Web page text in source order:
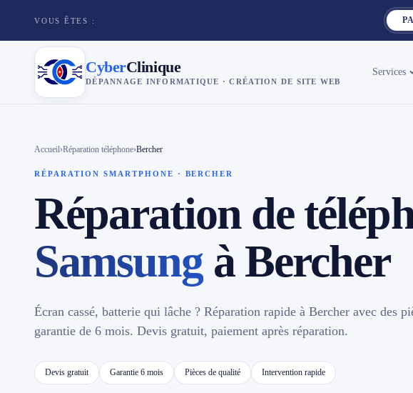
VOUS ÊTES :
CyberClinique
DÉPANNAGE INFORMATIQUE · CRÉATION DE SITE WEB
Services
Réparation téléphone
Tarifs
📱 Réparation téléphone par marque
Accueil›Réparation téléphone›Bercher
RÉPARATION SMARTPHONE · BERCHER
Réparation de
Samsungà Bercher
Écran cassé, batterie qui lâche ? Réparation rapide à Bercher avec des
garantie de 6 mois. Devis gratuit, paiement après réparation.
Devis gratuit Garantie 6 mois Pièces de qualité Intervention rapide